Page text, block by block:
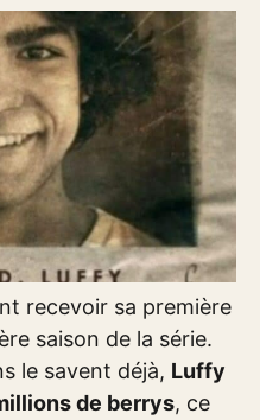
recevoir sa première
saison de la série.
le savent déjà, Luffy
de berrys, ce